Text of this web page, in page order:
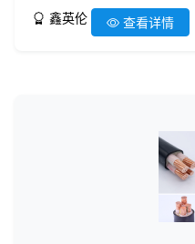
鑫英伦 查看详情